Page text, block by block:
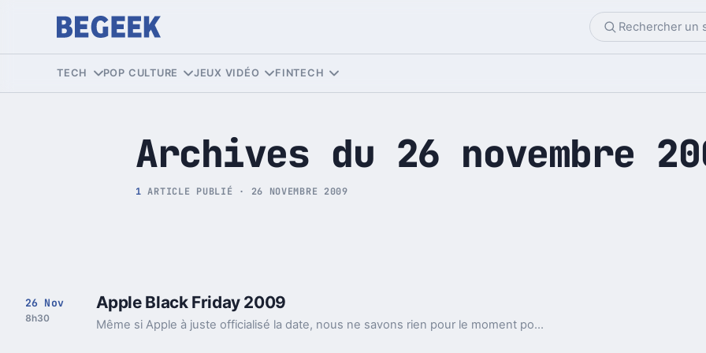
Tech et Pop culture
TECH POP CULTURE JEUX VIDÉO FINTECH
Archives du 26 novembre
1 ARTICLE PUBLIÉ · 26 NOVEMBRE 2009
26 Nov
8h30
Apple Black Friday 2009
Même si Apple à juste officialisé la date, nous ne savons rien pour le moment pour ce qui sera réellement réalisé sur le site Internet, mais selon certaines rumeurs, de grosse réductions importantes sont attendues avec des -30% sur les iPod et des -25% sur les Mac.